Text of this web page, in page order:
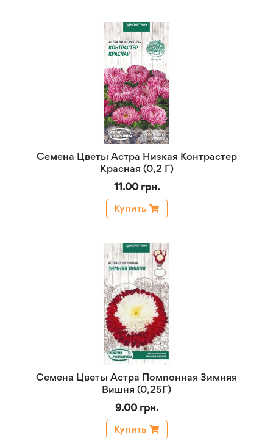
Семена Цветы Астра Низкая Контрастер
Красная (0,2 Г)
11.00 грн.
Купить
Семена Цветы Астра Помпонная Зимняя
Вишня (0,25Г)
9.00 грн.
Купить